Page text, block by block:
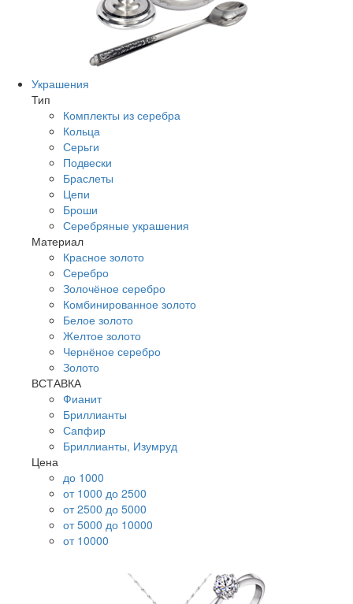
Украшения
Тип
Комплекты из серебра
Кольца
Серьги
Подвески
Браслеты
Цепи
Броши
Серебряные украшения
Материал
Красное золото
Серебро
Золочёное серебро
Комбинированное золото
Белое золото
Желтое золото
Чернёное серебро
Золото
ВСТАВКА
Фианит
Бриллианты
Сапфир
Бриллианты, Изумруд
Цена
до 1000
от 1000 до 2500
от 2500 до 5000
от 5000 до 10000
от 10000